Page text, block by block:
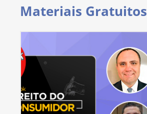
Materiais Gratuitos